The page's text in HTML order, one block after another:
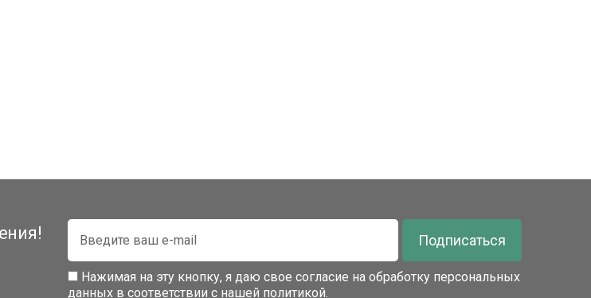
Подписаться
Нажимая на эту кнопку, я даю свое согласие на обработку персональных
данных в соответствии с нашей политикой.